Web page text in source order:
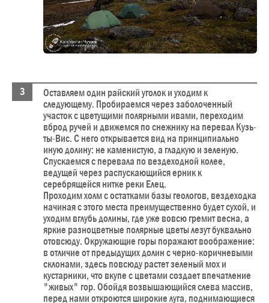
Оставляем один райский уголок и уходим к
следующему. Пробираемся через заболоченный
участок с цветущими полярными ивами, переходим
вброд ручей и движемся по снежнику на перевал Кузь-
ты-Вис. С него открывается вид на принципиально
иную долину: не каменистую, а гладкую и зеленую.
Спускаемся с перевала по вездеходной колее,
ведущей через распускающийся ерник к
серебрящейся нитке реки Елец.
Проходим холм с остатками базы геологов, вездеходка
начиная с этого места преимущественно будет сухой, и
уходим вглубь долины, где уже вовсю гремит весна, а
яркие разноцветные полярные цветы лезут буквально
отовсюду. Окружающие горы поражают воображение:
в отличие от предыдущих долин с черно-коричневыми
склонами, здесь повсюду растет зеленый мох и
кустарники, что вкупе с цветами создает впечатление
"живых" гор. Обойдя возвышающийся слева массив,
перед нами откроются широкие луга, поднимающиеся